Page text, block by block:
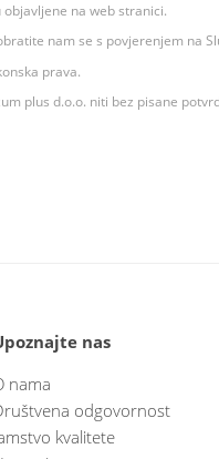
na web stranici.
nam se s povjerenjem na
prava.
plus d.o.o. niti bez pisane
nas
nama
odgovornost
kvalitete